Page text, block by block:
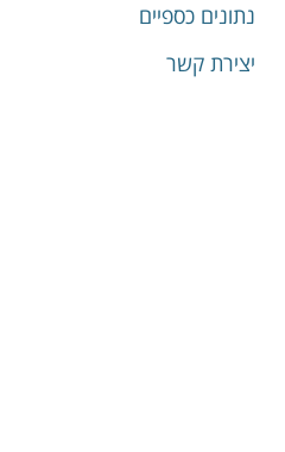
נתונים כספיים
יצירת קשר